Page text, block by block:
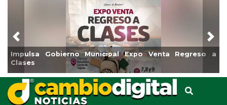
Gobierno Municipal Expo Venta Regreso a
Reabrirá
Previous